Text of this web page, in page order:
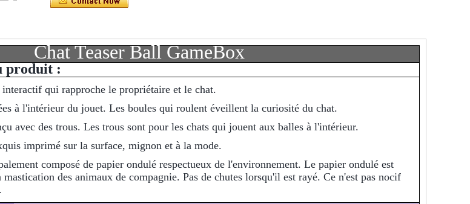
Chat Teaser Ball GameBox
produit :
qui rapproche le propriétaire et le chat.
à l'intérieur du jouet. Les boules qui roulent éveillent la curiosité du chat.
avec des trous. Les trous sont pour les chats qui jouent aux balles à l'intérieur.
imprimé sur la surface, mignon et à la mode.
composé de papier ondulé respectueux de l'environnement. Le papier ondulé est
des animaux de compagnie. Pas de chutes lorsqu'il est rayé. Ce n'est pas nocif